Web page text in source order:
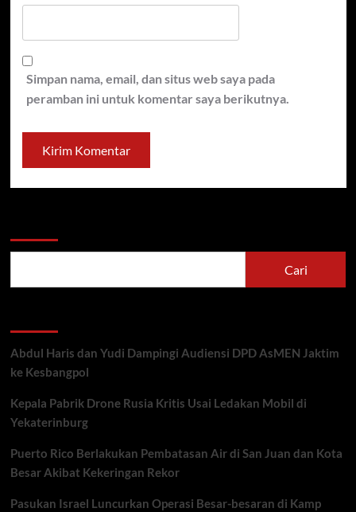
Simpan nama, email, dan situs web saya pada
peramban ini untuk komentar saya berikutnya.
Cari
Abdul Haris dan Yudi Dampingi Audiensi DPD AsMEN Jaktim
ke Kesbangpol
Kepala Pabrik Drone Rusia Kritis Usai Ledakan Mobil di
Yekaterinburg
Puerto Rico Berlakukan Pembatasan Air di San Juan dan Kota
Besar Akibat Kekeringan Rekor
Pasukan Israel Luncurkan Operasi Besar-besaran di Kamp